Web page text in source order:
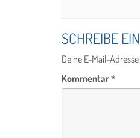
SCHREIBE
Deine E-Mail-
Kommentar*